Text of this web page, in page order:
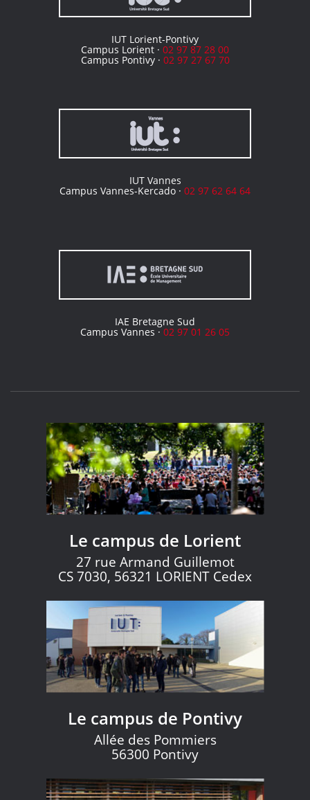
IUT Lorient-Pontivy
Campus Lorient · 02 97 87 28 00
Campus Pontivy · 02 97 27 67 70
IUT Vannes
Campus Vannes-Kercado · 02 97 62 64 64
IAE Bretagne Sud
Campus Vannes ·02 97 01 26 05
Le campus de Lorient
27 rue Armand Guillemot
CS 7030, 56321 LORIENT Cedex
Le campus de Pontivy
Allée des Pommiers
56300 Pontivy